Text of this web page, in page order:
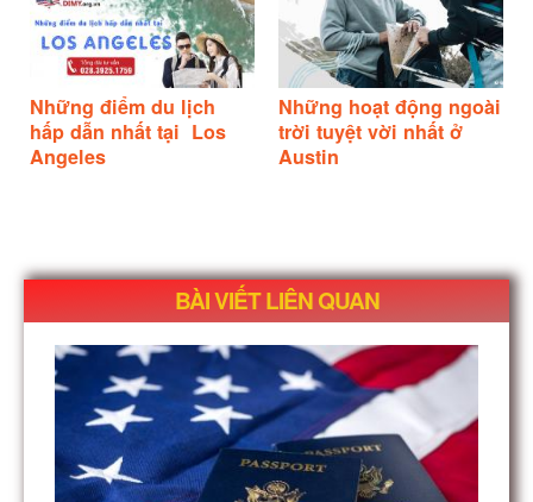
Những điểm du lịch
hấp dẫn nhất tại Los
Angeles
Những hoạt động ngoài
trời tuyệt vời nhất ở
Austin
BÀI VIẾT LIÊN QUAN